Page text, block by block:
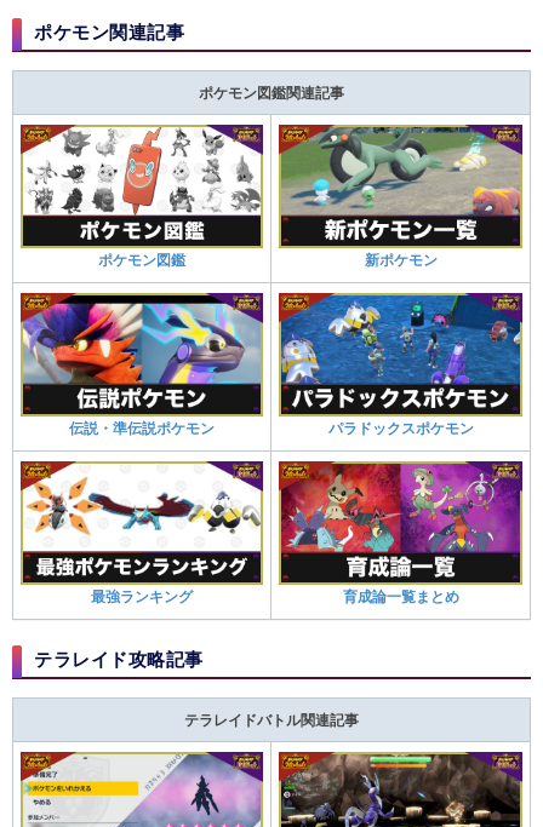
ポケモン関連記事
ポケモン図鑑関連記事
ポケモン図鑑 新ポケモン
伝説・準伝説ポケモン パラドックスポケモン
最強ランキング 育成論一覧まとめ
テラレイド攻略記事
テラレイドバトル関連記事